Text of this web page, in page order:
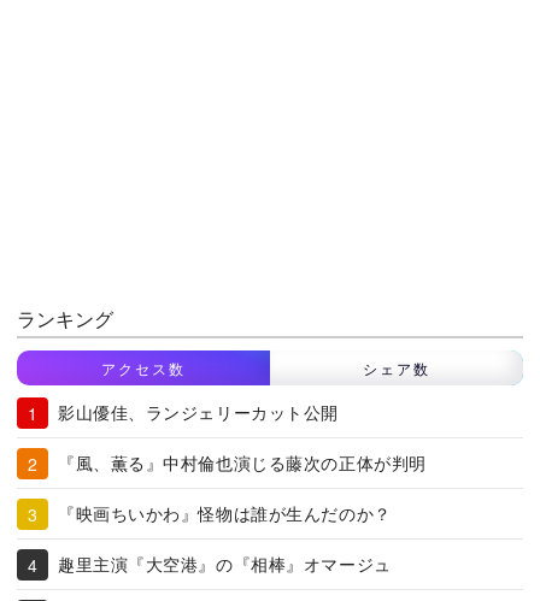
ランキング
アクセス数 シェア数
影山優佳、ランジェリーカット公開
『風、薫る』中村倫也演じる藤次の正体が判明
『映画ちいかわ』怪物は誰が生んだのか？
趣里主演『大空港』の『相棒』オマージュ